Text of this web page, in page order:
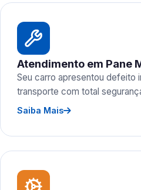
Atendimento em Pane
Seu carro apresentou defeito
transporte com total
Saiba Mais